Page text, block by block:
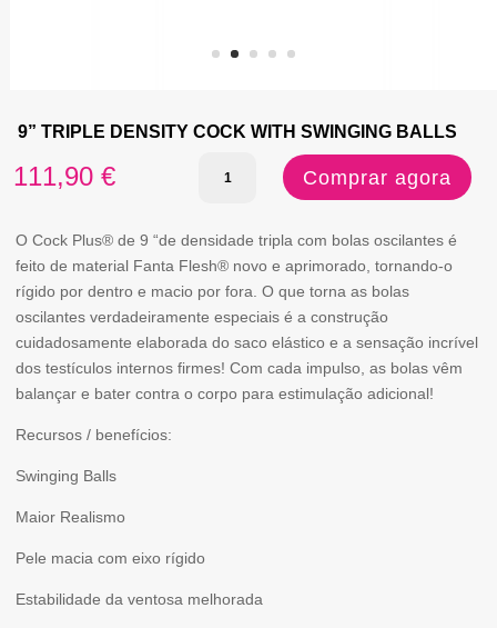
9” TRIPLE DENSITY COCK WITH SWINGING BALLS
111,90 €
Quantidade
9''
TRIPLE
DENSITY
COCK
Comprar agora
O Cock Plus® de 9 “de densidade tripla com bolas oscilantes é
feito de material Fanta Flesh® novo e aprimorado, tornando-o
rígido por dentro e macio por fora. O que torna as bolas
oscilantes verdadeiramente especiais é a construção
cuidadosamente elaborada do saco elástico e a sensação incrível
dos testículos internos firmes! Com cada impulso, as bolas vêm
balançar e bater contra o corpo para estimulação adicional!
Recursos / benefícios:
Swinging Balls
Maior Realismo
Pele macia com eixo rígido
Estabilidade da ventosa melhorada